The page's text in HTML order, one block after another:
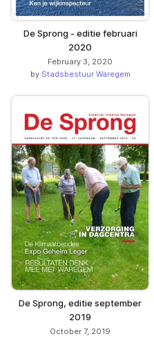
De Sprong - editie februari
2020
February 3, 2020
by Stadsbestuur Waregem
De Sprong, editie september
2019
October 7, 2019